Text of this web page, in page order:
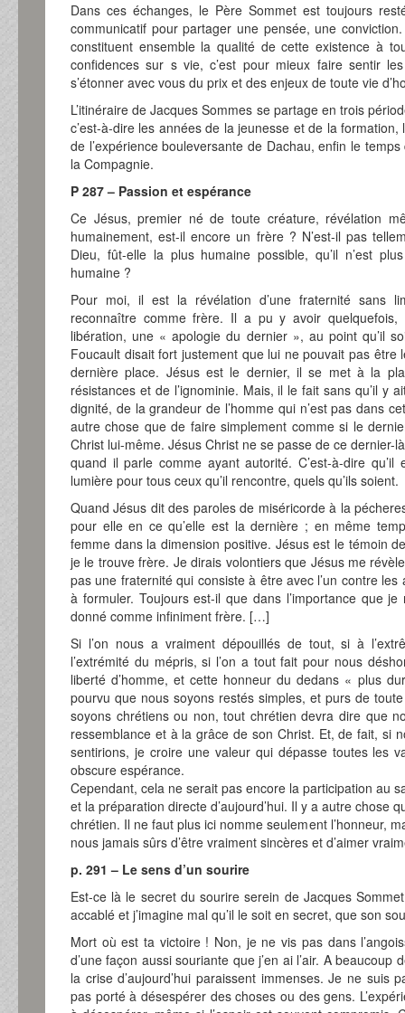
Dans ces échanges, le Père Sommet est toujours
communicatif pour partager une pensée, une
constituent ensemble la qualité de cette existence à
confidences sur s vie, c’est pour mieux faire sentir
s’étonner avec vous du prix et des enjeux de toute vie
L’itinéraire de Jacques Sommes se partage en trois
c’est-à-dire les années de la jeunesse et de la
de l’expérience bouleversante de Dachau, enfin le
la Compagnie.
P 287 – Passion et espérance
Ce Jésus, premier né de toute créature, révélation
humainement, est-il encore un frère ? N’est-il pas
Dieu, fût-elle la plus humaine possible, qu’il n’est
humaine ?
Pour moi, il est la révélation d’une fraternité sans
reconnaître comme frère. Il a pu y avoir
libération, une « apologie du dernier », au point qu’il
Foucault disait fort justement que lui ne pouvait pas
dernière place. Jésus est le dernier, il se met à la
résistances et de l’ignominie. Mais, il le fait sans qu’il y
dignité, de la grandeur de l’homme qui n’est pas dans
autre chose que de faire simplement comme si le
Christ lui-même. Jésus Christ ne se passe de ce dernier-
quand il parle comme ayant autorité. C’est-à-dire
lumière pour tous ceux qu’il rencontre, quels qu’ils soient.
Quand Jésus dit des paroles de miséricorde à la
pour elle en ce qu’elle est la dernière ; en même
femme dans la dimension positive. Jésus est le témoin
je le trouve frère. Je dirais volontiers que Jésus me
pas une fraternité qui consiste à être avec l’un contre les
à formuler. Toujours est-il que dans l’importance que
donné comme infiniment frère. […]
Si l’on nous a vraiment dépouillés de tout, si à
l’extrémité du mépris, si l’on a tout fait pour nous
liberté d’homme, et cette honneur du dedans « plus
pourvu que nous soyons restés simples, et purs de
soyons chrétiens ou non, tout chrétien devra dire que
ressemblance et à la grâce de son Christ. Et, de fait, si
sentirions, je croire une valeur qui dépasse toutes les
obscure espérance.
Cependant, cela ne serait pas encore la participation au
et la préparation directe d’aujourd’hui. Il y a autre chose
chrétien. Il ne faut plus ici nomme seulement l’honneur,
nous jamais sûrs d’être vraiment sincères et d’aimer
p. 291 – Le sens d’un sourire
Est-ce là le secret du sourire serein de Jacques
accablé et j’imagine mal qu’il le soit en secret, que son
Mort où est ta victoire ! Non, je ne vis pas dans
d’une façon aussi souriante que j’en ai l’air. A
la crise d’aujourd’hui paraissent immenses. Je ne suis
pas porté à désespérer des choses ou des gens.